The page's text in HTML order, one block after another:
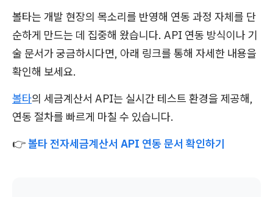
볼타는 개발 현장의 목소리를 반영해 연동 과정 자체를 단
순하게 만드는 데 집중해 왔습니다. API 연동 방식이나 기
술 문서가 궁금하시다면, 아래 링크를 통해 자세한 내용을
확인해 보세요.
볼타의 세금계산서 API는 실시간 테스트 환경을 제공해,
연동 절차를 빠르게 마칠 수 있습니다.
👉볼타 전자세금계산서 API 연동 문서 확인하기